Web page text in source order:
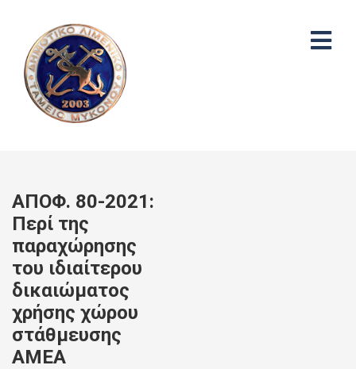
ΑΠΟΦ. 80-2021:
Περί της
παραχώρησης
του ιδιαίτερου
δικαιώματος
χρήσης χώρου
στάθμευσης
ΑΜΕΑ